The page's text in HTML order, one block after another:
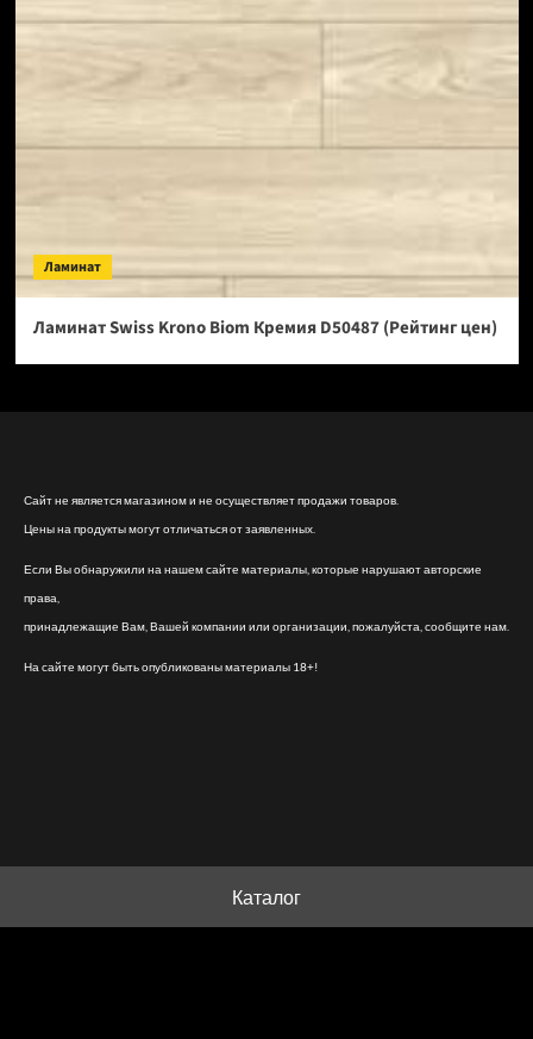
Ламинат
Ламинат Swiss Krono Biom Кремия D50487 (Рейтинг цен)
Сайт не является магазином и не осуществляет продажи товаров.
Цены на продукты могут отличаться от заявленных.
Если Вы обнаружили на нашем сайте материалы, которые нарушают авторские
права,
принадлежащие Вам, Вашей компании или организации, пожалуйста, сообщите нам.
На сайте могут быть опубликованы материалы 18+!
Каталог